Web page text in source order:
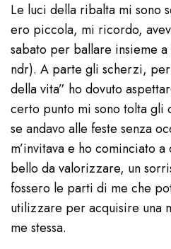
Le luci della ribalta mi sono
ero piccola, mi ricordo,
sabato per ballare insieme
ndr). A parte gli scherzi,
della vita” ho dovuto
certo punto mi sono tolta gli
se andavo alle feste senza
m’invitava e ho cominciato
bello da valorizzare, un
fossero le parti di me che
utilizzare per acquisire una
me stessa.